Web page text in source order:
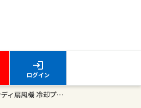
ログイン
【クーポンで最安2653円】「楽天1位」「-28℃瞬間冷却＆新色登場」扇風機 ハンディファン ハンディ扇風機 冷却プレート 首掛け 冷却 暴風 手持ち扇風機 1台4役 100段階 日本製高速モーター 静音 小型扇風機 大風量 長時間 首掛け扇風機 折りたたみ 携帯扇風機